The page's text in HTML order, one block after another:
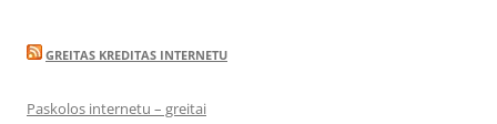
GREITAS KREDITAS INTERNETU
Paskolos internetu – greitai